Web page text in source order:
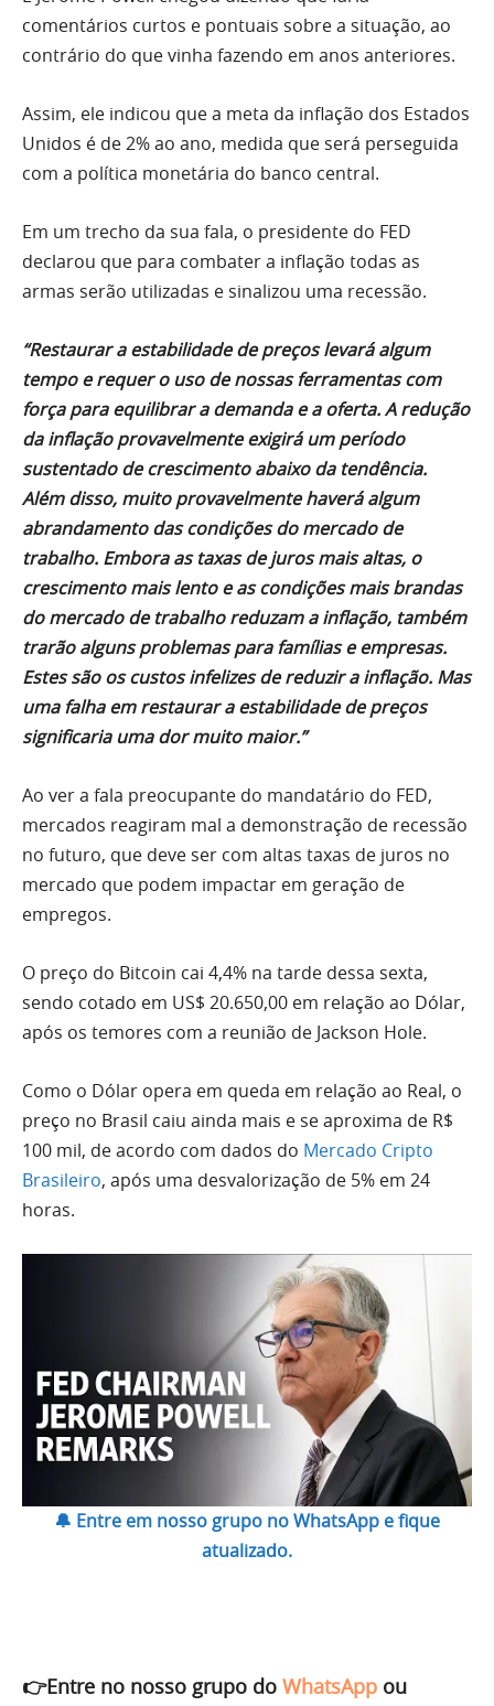
comentários curtos e pontuais sobre a situação, ao
contrário do que vinha fazendo em anos anteriores.
Assim, ele indicou que a meta da inflação dos Estados
Unidos é de 2% ao ano, medida que será perseguida
com a política monetária do banco central.
Em um trecho da sua fala, o presidente do FED
declarou que para combater a inflação todas as
armas serão utilizadas e sinalizou uma recessão.
“Restaurar a estabilidade de preços levará algum
tempo e requer o uso de nossas ferramentas com
força para equilibrar a demanda e a oferta. A redução
da inflação provavelmente exigirá um período
sustentado de crescimento abaixo da tendência.
Além disso, muito provavelmente haverá algum
abrandamento das condições do mercado de
trabalho. Embora as taxas de juros mais altas, o
crescimento mais lento e as condições mais brandas
do mercado de trabalho reduzam a inflação, também
trarão alguns problemas para famílias e empresas.
Estes são os custos infelizes de reduzir a inflação. Mas
uma falha em restaurar a estabilidade de preços
significaria uma dor muito maior.”
Ao ver a fala preocupante do mandatário do FED,
mercados reagiram mal a demonstração de recessão
no futuro, que deve ser com altas taxas de juros no
mercado que podem impactar em geração de
empregos.
O preço do Bitcoin cai 4,4% na tarde dessa sexta,
sendo cotado em US$ 20.650,00 em relação ao Dólar,
após os temores com a reunião de Jackson Hole.
Como o Dólar opera em queda em relação ao Real, o
preço no Brasil caiu ainda mais e se aproxima de R$
100 mil, de acordo com dados do Mercado Cripto
Brasileiro, após uma desvalorização de 5% em 24
horas.
🔔 Entre em nosso grupo no WhatsApp e fique
atualizado.
👉Entre no nosso grupo do WhatsApp ou